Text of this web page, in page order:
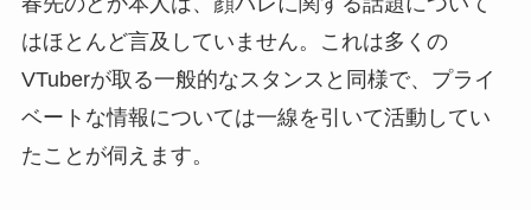
はほとんど言及していません。これは多くの
VTuberが取る一般的なスタンスと同様で、プライ
ベートな情報については一線を引いて活動してい
たことが伺えます。